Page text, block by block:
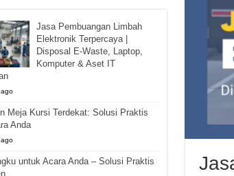
Jasa Pembuangan Limbah
Elektronik Terpercaya |
Disposal E-Waste, Laptop,
Komputer & Aset IT
Meja Kursi Terdekat: Solusi Praktis
Anda
untuk Acara Anda – Solusi Praktis